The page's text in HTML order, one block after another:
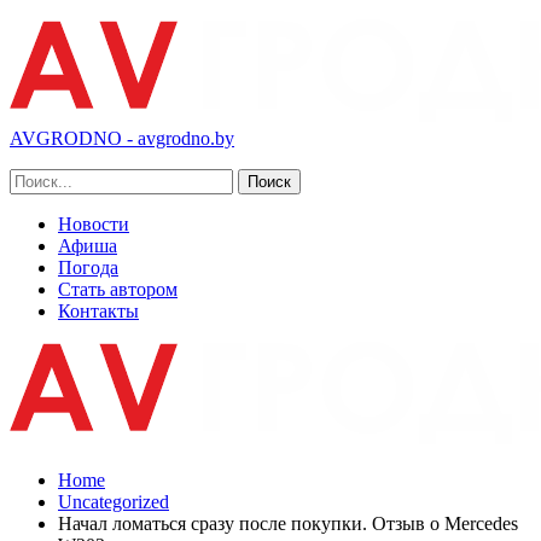
AVGRODNO - avgrodno.by
Новости
Афиша
Погода
Стать автором
Контакты
Home
Uncategorized
Начал ломаться сразу после покупки. Отзыв о Mercedes